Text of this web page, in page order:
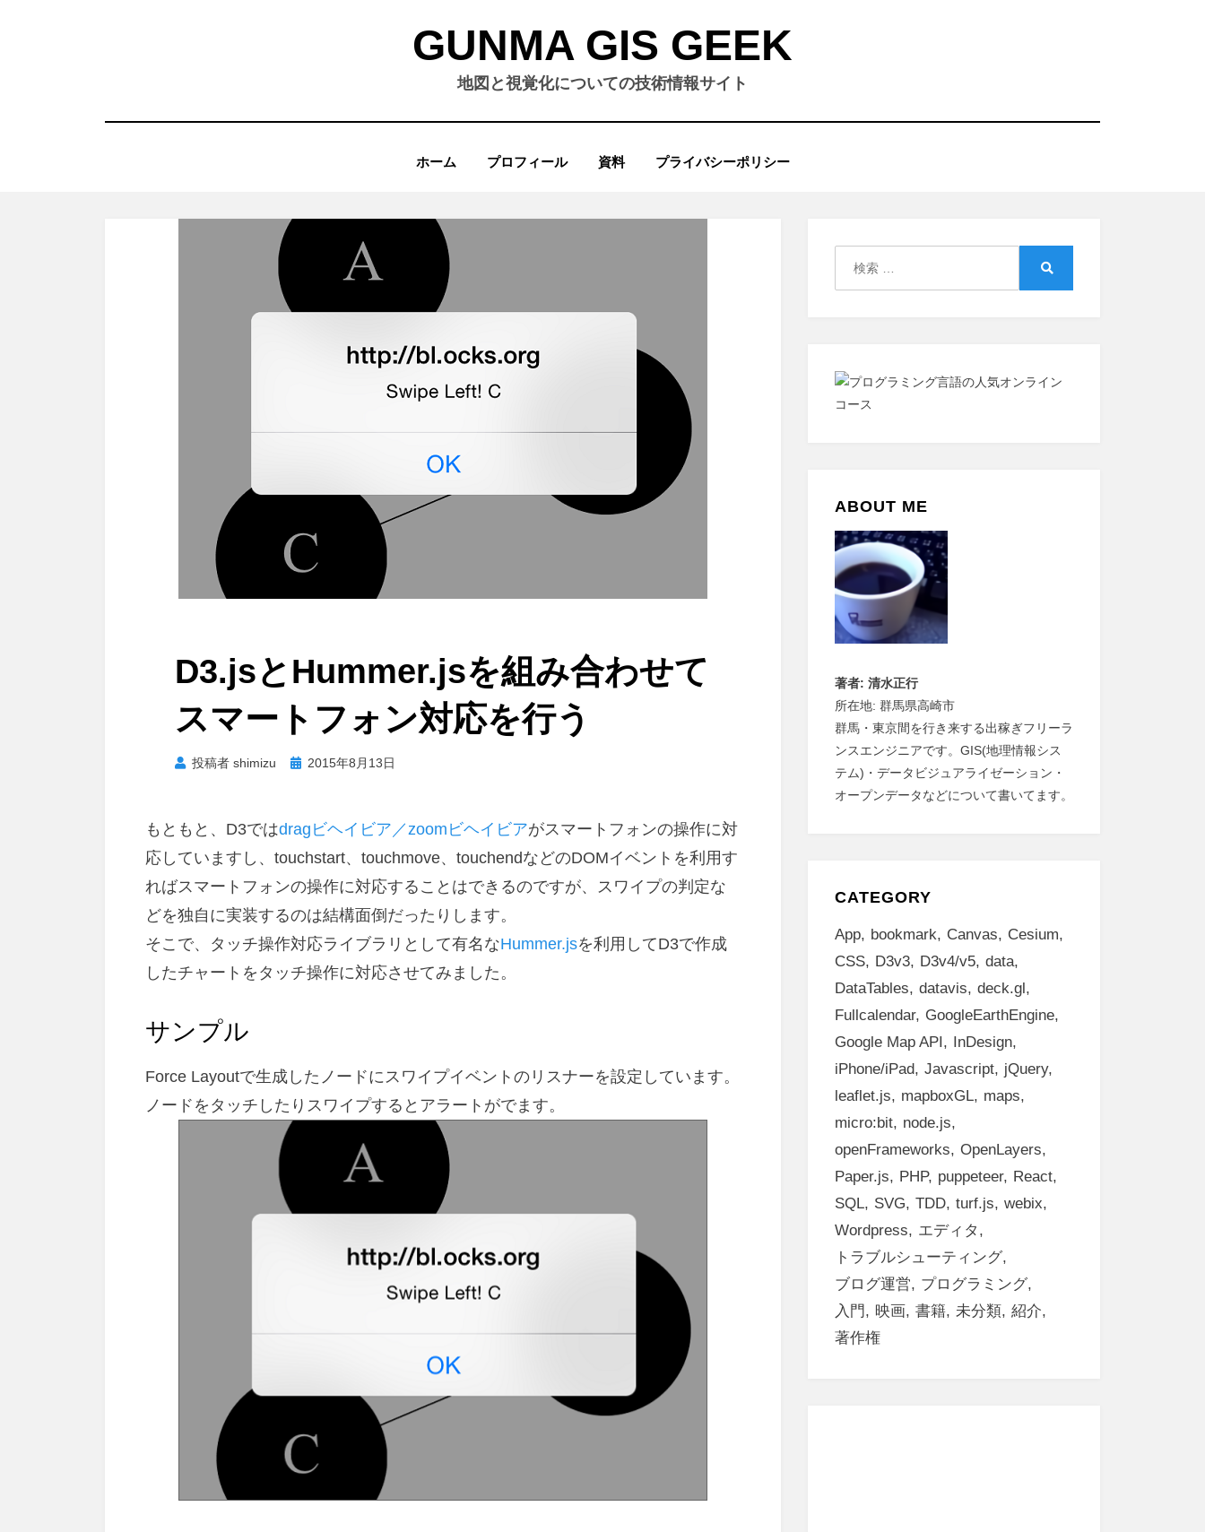
GUNMA GIS GEEK
地図と視覚化についての技術情報サイト
ホーム プロフィール 資料 プライバシーポリシー
D3.jsとHummer.jsを組み合わせて
スマートフォン対応を行う
投稿者shimizu
投 2015年8月13日
もともと、D3ではdragビヘイビア／zoomビヘイビアがスマートフォンの操作に対
応していますし、touchstart、touchmove、touchendなどのDOMイベントを利用す
ればスマートフォンの操作に対応することはできるのですが、スワイプの判定な
どを独自に実装するのは結構面倒だったりします。
そこで、タッチ操作対応ライブラリとして有名なHummer.jsを利用してD3で作成
したチャートをタッチ操作に対応させてみました。
サンプル
Force Layoutで生成したノードにスワイプイベントのリスナーを設定しています。
ノードをタッチしたりスワイプするとアラートがでます。
ABOUT ME
著者: 清水正行
所在地: 群馬県高崎市
群馬・東京間を行き来する出稼ぎフリーラ
ンスエンジニアです。GIS(地理情報シス
テム)・データビジュアライゼーション・
オープンデータなどについて書いてます。
CATEGORY
App bookmark Canvas
Cesium
CSS
D3v3 D3v4/v5 data
DataTables
datavis
deck.gl
Fullcalendar
GoogleEarthEngine
Google Map API
InDesign
iPhone/iPad Javascript
jQuery
leaflet.js
mapboxGL
maps
micro:bit
node.js
openFrameworks
OpenLayers
Paper.js
PHP puppeteer
React
SQL
SVG TDD turf.js
webix
Wordpress
エディタ
トラブルシューティング
ブログ運営
プログラミング
入門
映画 書籍 未分類 紹介
著作権